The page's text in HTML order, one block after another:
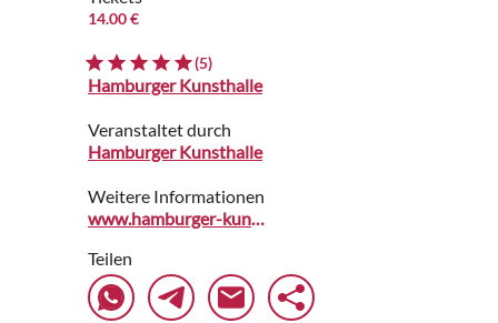
14.00 €
(5)
Hamburger Kunsthalle
Veranstaltet durch
Hamburger Kunsthalle
Weitere Informationen
www.hamburger-kunsthalle.de
Teilen